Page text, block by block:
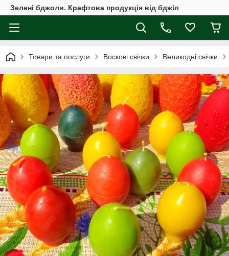
Зелені бджоли. Крафтова продукція від бджіл
Товари та послуги Воскові свічки Великодні свічки